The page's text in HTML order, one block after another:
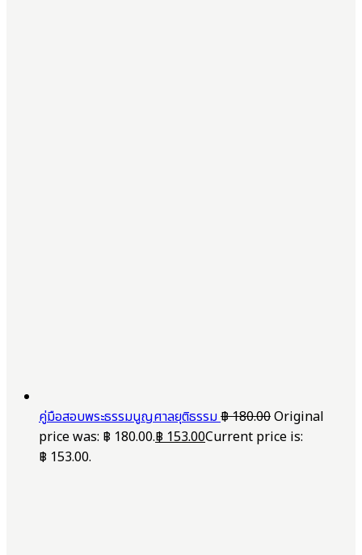
คู่มือสอบพระธรรมนูญศาลยุติธรรม฿180.00Original
price was: ฿ 180.00.฿153.00Current price is:
฿ 153.00.